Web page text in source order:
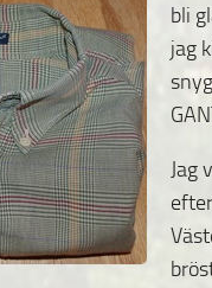
bli
jag
Jag